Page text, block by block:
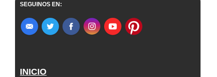
SEGUINOS EN:
INICIO